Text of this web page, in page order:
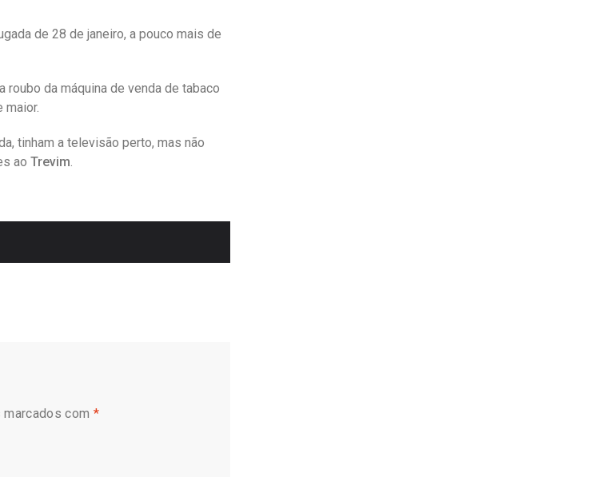
de 28 de janeiro, a pouco mais de
roubo da máquina de venda de tabaco
maior.
tinham a televisão perto, mas não
ao Trevim.
com *